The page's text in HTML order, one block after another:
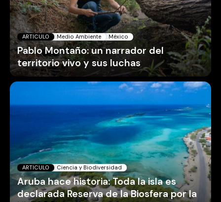
ARTICULO Medio Ambiente México
Pablo Montaño: un narrador del
territorio vivo y sus luchas
ARTICULO Ciencia y Biodiversidad
Aruba hace historia: Toda la isla es
declarada Reserva de la Biosfera por la